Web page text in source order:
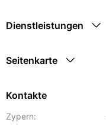
Dienstleistungen
Seitenkarte
Kontakte
Zypern: